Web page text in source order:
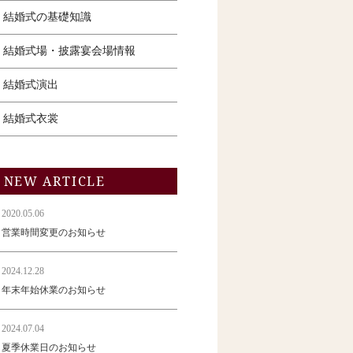
結婚式の基礎知識
結婚式場・披露宴会場情報
結婚式演出
結婚式衣裳
NEW ARTICLE
2020.05.06
営業時間変更のお知らせ
2024.12.28
年末年始休業のお知らせ
2024.07.04
夏季休業日のお知らせ